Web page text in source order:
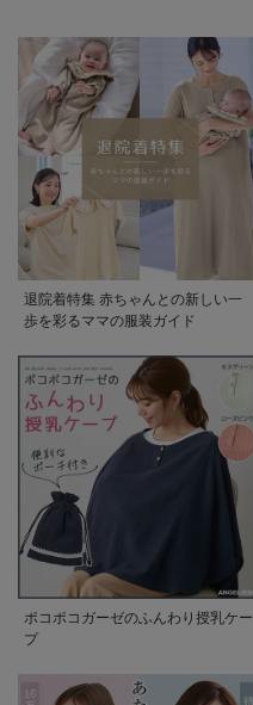
退院着特集 赤ちゃんとの新しい一
歩を彩るママの服装ガイド
ポコポコガーゼのふんわり授乳ケー
プ